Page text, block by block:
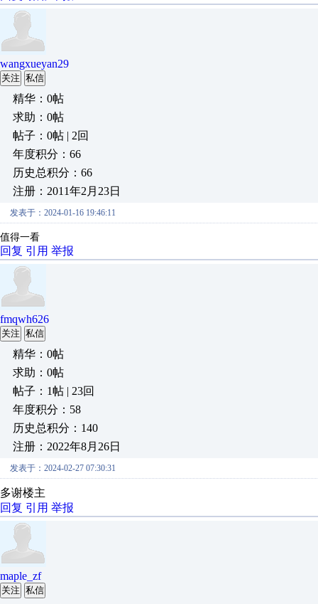
wangxueyan29
关注 私信
精华：0帖
求助：0帖
帖子：0帖 | 2回
年度积分：66
历史总积分：66
注册：2011年2月23日
发表于：2024-01-16 19:46:11
值得一看
回复 引用 举报
fmqwh626
关注 私信
精华：0帖
求助：0帖
帖子：1帖 | 23回
年度积分：58
历史总积分：140
注册：2022年8月26日
发表于：2024-02-27 07:30:31
多谢楼主
回复 引用 举报
maple_zf
关注 私信